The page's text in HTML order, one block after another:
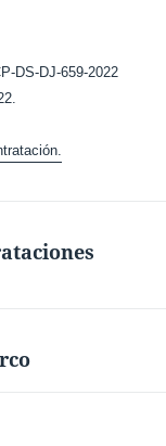
DS-DJ-659-2022